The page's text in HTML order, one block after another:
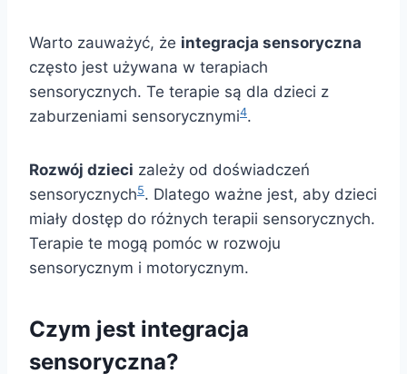
Warto zauważyć, że integracja sensoryczna
często jest używana w terapiach
sensorycznych. Te terapie są dla dzieci z
zaburzeniami sensorycznymi4.
Rozwój dzieci zależy od doświadczeń
sensorycznych5. Dlatego ważne jest, aby dzieci
miały dostęp do różnych terapii sensorycznych.
Terapie te mogą pomóc w rozwoju
sensorycznym i motorycznym.
Czym jest integracja
sensoryczna?